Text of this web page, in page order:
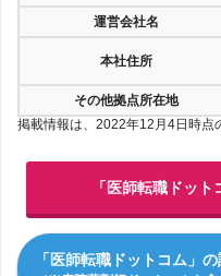
運営会社名
本社住所
その他拠点所在地
掲載情報は、2022年12月4日時点
「医師転職ドッ
「医師転職ドットコム」